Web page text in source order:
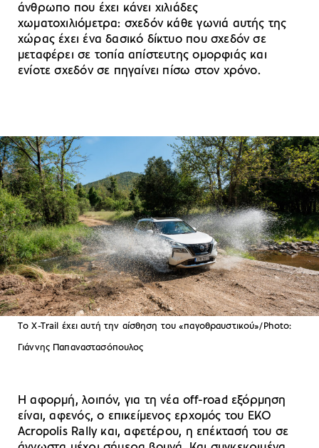
άνθρωπο που έχει κάνει χιλιάδες
χωματοχιλιόμετρα: σχεδόν κάθε γωνιά αυτής της
χώρας έχει ένα δασικό δίκτυο που σχεδόν σε
μεταφέρει σε τοπία απίστευτης ομορφιάς και
ενίοτε σχεδόν σε πηγαίνει πίσω στον χρόνο.
Tο X-Trail έχει αυτή την αίσθηση του «παγοθραυστικού»/Photo:
Γιάννης Παπαναστασόπουλος
Η αφορμή, λοιπόν, για τη νέα off-road εξόρμηση
είναι, αφενός, ο επικείμενος ερχομός του EKO
Acropolis Rally και, αφετέρου, η επέκτασή του σε